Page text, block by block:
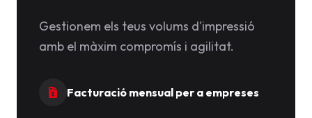
Gestionem els teus volums d'impressió
amb el màxim compromís i agilitat.
Facturació mensual per a empreses